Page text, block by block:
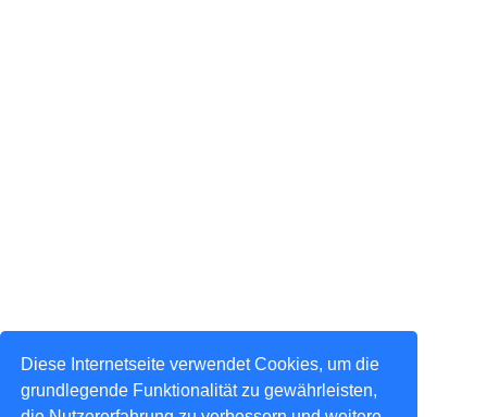
Diese Internetseite verwendet Cookies, um die
grundlegende Funktionalität zu gewährleisten,